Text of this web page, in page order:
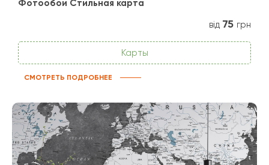
Фотообои Стильная карта
від 75 грн
Карты
СМОТРЕТЬ ПОДРОБНЕЕ